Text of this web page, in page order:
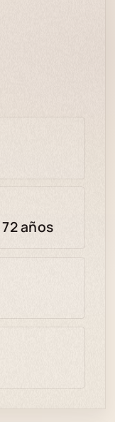
años